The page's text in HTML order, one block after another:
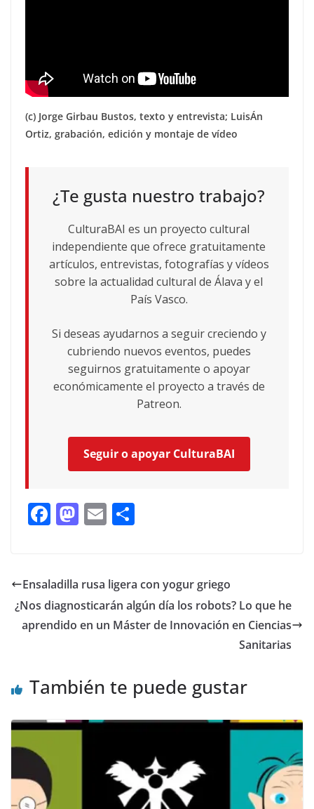
(c) Jorge Girbau Bustos, texto y entrevista; LuisÁn
Ortiz, grabación, edición y montaje de vídeo
¿Te gusta nuestro trabajo?
CulturaBAI es un proyecto cultural
independiente que ofrece gratuitamente
artículos, entrevistas, fotografías y vídeos
sobre la actualidad cultural de Álava y el
País Vasco.
Si deseas ayudarnos a seguir creciendo y
cubriendo nuevos eventos, puedes
seguirnos gratuitamente o apoyar
económicamente el proyecto a través de
Patreon.
Seguir o apoyar CulturaBAI
F
b
o
o
M
d
o
n
E
l p
ar
ti
Ensaladilla rusa ligera con yogur griego
¿Nos diagnosticarán algún día los robots? Lo que he
aprendido en un Máster de Innovación en Ciencias
Sanitarias
También te puede gustar